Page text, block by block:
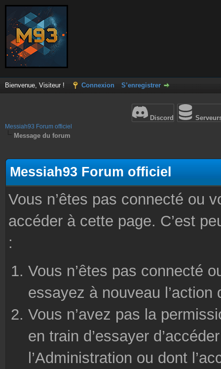
Bienvenue, Visiteur ! Connexion S’enregistrer
Discord
Messiah93 Forum officiel
Message du forum
Messiah93 Forum officiel
Vous n’êtes pas connecté ou
accéder à cette page. C’est
:
Vous n’êtes pas connecté
essayez à nouveau
Vous n’avez pas la
en train d’essayer
l’Administration ou dont